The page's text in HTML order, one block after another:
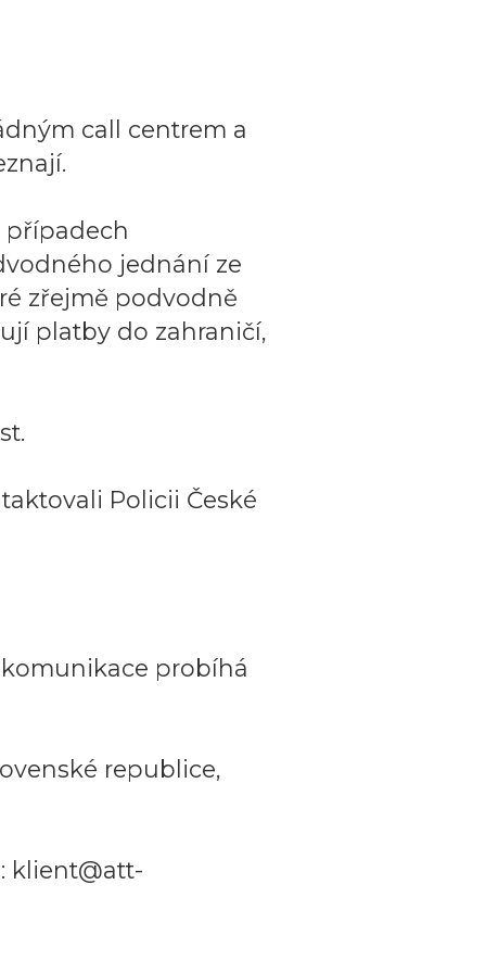
call centrem a
případech
jednání ze
zřejmě podvodně
platby do zahraničí,
Policii České
probíhá
republice,
klient@att-